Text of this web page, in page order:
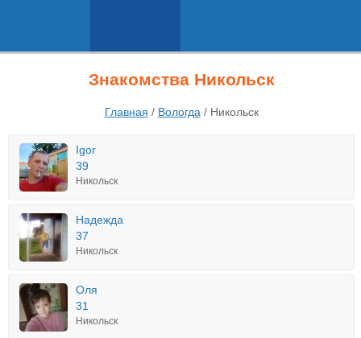
Знакомства Никольск
Главная / Вологда / Никольск
Igor
39
Никольск
Надежда
37
Никольск
Оля
31
Никольск